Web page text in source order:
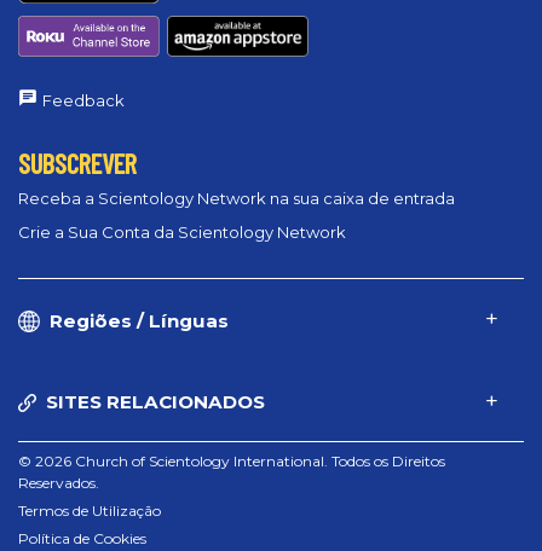
Feedback
SUBSCREVER
Receba a Scientology Network na sua caixa de entrada
Crie a Sua Conta da Scientology Network
Regiões / Línguas
SITES RELACIONADOS
© 2026 Church of Scientology International. Todos os Direitos
Reservados.
Termos de Utilização
Política de Cookies